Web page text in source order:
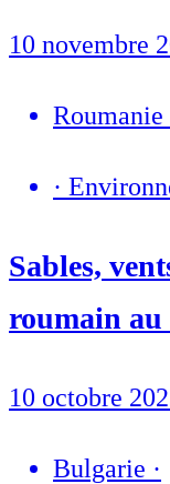
10 novembre
Roumanie
·
Sables,
roumain au
10 octobre
Bulgarie ·